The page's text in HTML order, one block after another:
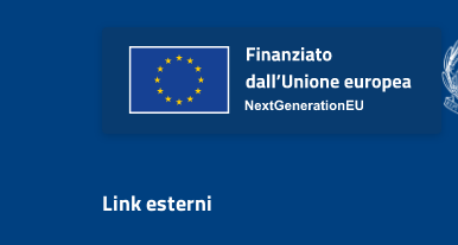
Link esterni